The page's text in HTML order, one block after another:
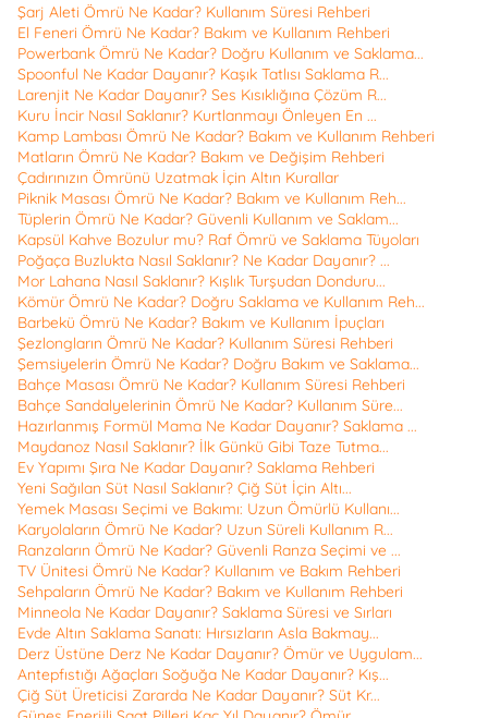
Şarj Aleti Ömrü Ne Kadar? Kullanım Süresi Rehberi
El Feneri Ömrü Ne Kadar? Bakım ve Kullanım Rehberi
Powerbank Ömrü Ne Kadar? Doğru Kullanım ve Saklama...
Spoonful Ne Kadar Dayanır? Kaşık Tatlısı Saklama R...
Larenjit Ne Kadar Dayanır? Ses Kısıklığına Çözüm R...
Kuru İncir Nasıl Saklanır? Kurtlanmayı Önleyen En ...
Kamp Lambası Ömrü Ne Kadar? Bakım ve Kullanım Rehberi
Matların Ömrü Ne Kadar? Bakım ve Değişim Rehberi
Çadırınızın Ömrünü Uzatmak İçin Altın Kurallar
Piknik Masası Ömrü Ne Kadar? Bakım ve Kullanım Reh...
Tüplerin Ömrü Ne Kadar? Güvenli Kullanım ve Saklam...
Kapsül Kahve Bozulur mu? Raf Ömrü ve Saklama Tüyoları
Poğaça Buzlukta Nasıl Saklanır? Ne Kadar Dayanır? ...
Mor Lahana Nasıl Saklanır? Kışlık Turşudan Donduru...
Kömür Ömrü Ne Kadar? Doğru Saklama ve Kullanım Reh...
Barbekü Ömrü Ne Kadar? Bakım ve Kullanım İpuçları
Şezlongların Ömrü Ne Kadar? Kullanım Süresi Rehberi
Şemsiyelerin Ömrü Ne Kadar? Doğru Bakım ve Saklama...
Bahçe Masası Ömrü Ne Kadar? Kullanım Süresi Rehberi
Bahçe Sandalyelerinin Ömrü Ne Kadar? Kullanım Süre...
Hazırlanmış Formül Mama Ne Kadar Dayanır? Saklama ...
Maydanoz Nasıl Saklanır? İlk Günkü Gibi Taze Tutma...
Ev Yapımı Şıra Ne Kadar Dayanır? Saklama Rehberi
Yeni Sağılan Süt Nasıl Saklanır? Çiğ Süt İçin Altı...
Yemek Masası Seçimi ve Bakımı: Uzun Ömürlü Kullanı...
Karyolaların Ömrü Ne Kadar? Uzun Süreli Kullanım R...
Ranzaların Ömrü Ne Kadar? Güvenli Ranza Seçimi ve ...
TV Ünitesi Ömrü Ne Kadar? Kullanım ve Bakım Rehberi
Sehpaların Ömrü Ne Kadar? Bakım ve Kullanım Rehberi
Minneola Ne Kadar Dayanır? Saklama Süresi ve Sırları
Evde Altın Saklama Sanatı: Hırsızların Asla Bakmay...
Derz Üstüne Derz Ne Kadar Dayanır? Ömür ve Uygulam...
Antepfıstığı Ağaçları Soğuğa Ne Kadar Dayanır? Kış...
Çiğ Süt Üreticisi Zararda Ne Kadar Dayanır? Süt Kr...